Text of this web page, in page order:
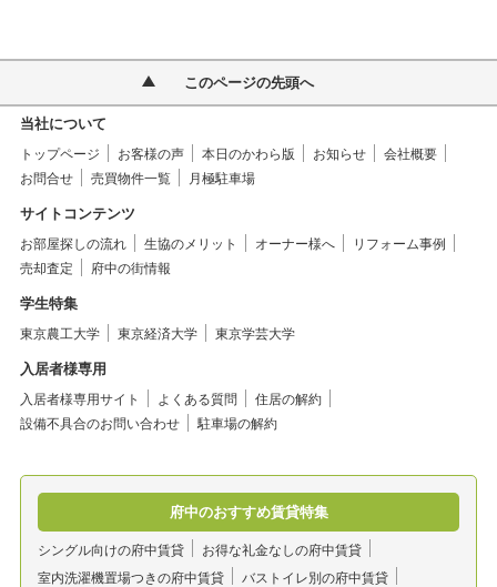
このページの先頭へ
当社について
トップページ お客様の声 本日のかわら版 お知らせ
会社概要
お問合せ
売買物件一覧 月極駐車場
サイトコンテンツ
お部屋探しの流れ 生協のメリット オーナー様へ
リフォーム事例
売却査定
府中の街情報
学生特集
東京農工大学 東京経済大学 東京学芸大学
入居者様専用
入居者様専用サイト よくある質問
住居の解約
設備不具合のお問い合わせ
駐車場の解約
府中のおすすめ賃貸特集
シングル向けの府中賃貸
お得な礼金なしの府中賃貸
室内洗濯機置場つきの府中賃貸
バストイレ別の府中賃貸